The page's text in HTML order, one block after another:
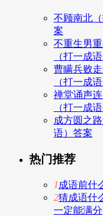
不顾南北
案
不重生男
（打一成
曹瞒兵败
（打一成
禅堂诵声
（打一成
成方圆之
语）答案
热门推荐
1 成语前什
2猜成语什
一定能满分